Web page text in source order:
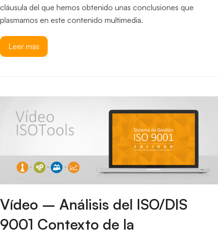
cláusula del que hemos obtenido unas conclusiones que
plasmamos en este contenido multimedia.
Leer más
Vídeo – Análisis del ISO/DIS
9001 Contexto de la